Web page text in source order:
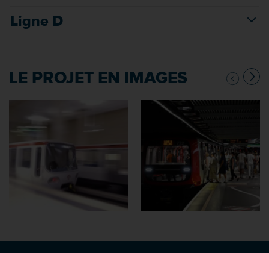
Ligne D
LE PROJET EN IMAGES